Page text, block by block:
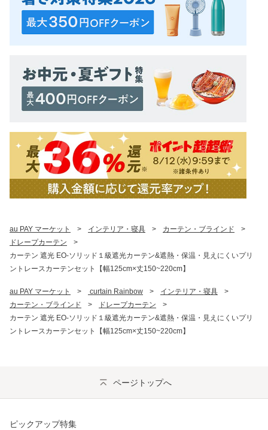
au PAY マーケット > インテリア・寝具 > カーテン・ブラインド
>
ドレープカーテン
>
カーテン 遮光 EO-ソリッド１級遮光カーテン&遮熱・保温・見えにくいプリ
ントレースカーテンセット【幅125cm×丈150~220cm】
au PAY マーケット > curtain Rainbow > インテリア・寝具
>
カーテン・ブラインド
> ドレープカーテン
>
カーテン 遮光 EO-ソリッド１級遮光カーテン&遮熱・保温・見えにくいプリ
ントレースカーテンセット【幅125cm×丈150~220cm】
ページトップへ
ピックアップ特集